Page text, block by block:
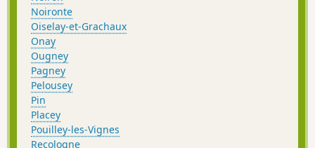
Noironte
Oiselay-et-Grachaux
Onay
Ougney
Pagney
Pelousey
Pin
Placey
Pouilley-les-Vignes
Recologne